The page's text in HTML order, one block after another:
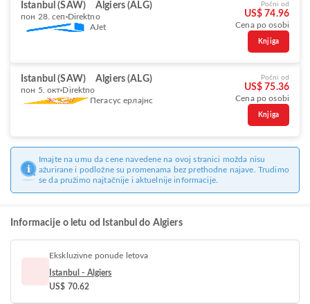
Istanbul (SAW) Algiers (ALG)
пон 28. сеп Direktno
AJet
Počni od
US$ 74.96
Cena po osobi
Knjiga
Istanbul (SAW) Algiers (ALG)
пон 5. окт Direktno
Пегасус ерлајнс
Počni od
US$ 75.36
Cena po osobi
Knjiga
Imajte na umu da cene navedene na ovoj stranici možda nisu
ažurirane i podložne su promenama bez prethodne najave. Trudimo
se da pružimo najtačnije i aktuelnije informacije.
Informacije o letu od Istanbul do Algiers
Ekskluzivne ponude letova
Istanbul - Algiers
US$ 70.62